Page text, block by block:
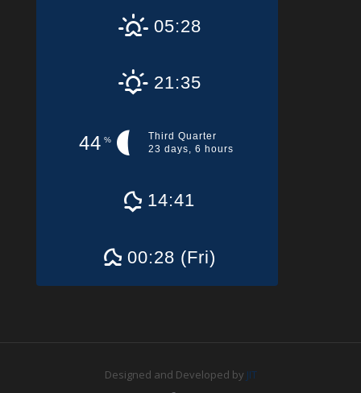
05:28
21:35
44 %
Third Quarter
23 days, 6 hours
14:41
00:28 (Fri)
Designed and Developed by JIT